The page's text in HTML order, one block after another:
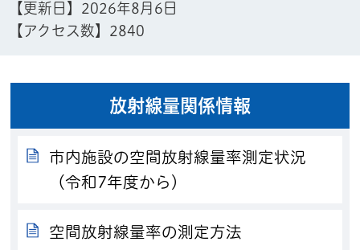
【更新日】 2026年8月6日
【アクセス数】 2840
放射線量関係情報
市内施設の空間放射線量率測定状況
（令和7年度から）
空間放射線量率の測定方法